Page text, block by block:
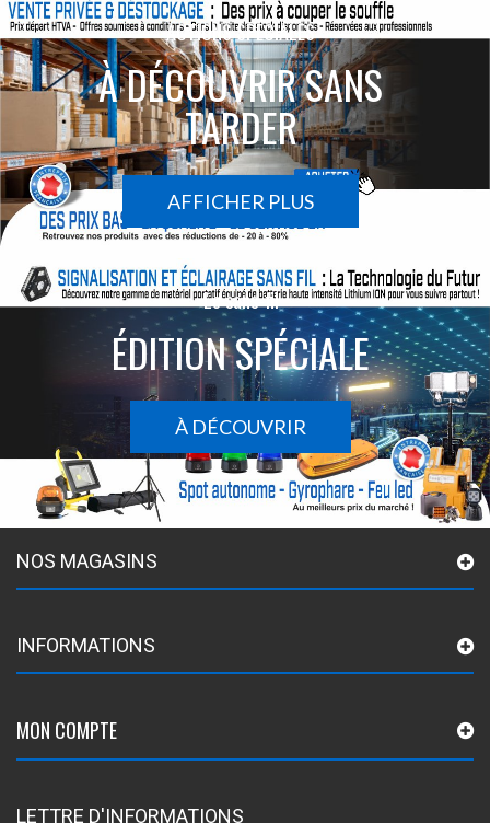
ACTIONS SPÉCIALES
À DÉCOUVRIR SANS
TARDER
AFFICHER PLUS
Le sans-fil
ÉDITION SPÉCIALE
À DÉCOUVRIR
NOS MAGASINS
INFORMATIONS
MON COMPTE
LETTRE D'INFORMATIONS